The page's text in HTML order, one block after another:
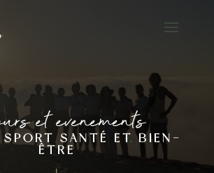
et evenements
SPORT SANTÉ ET BIEN-
ÊTRE